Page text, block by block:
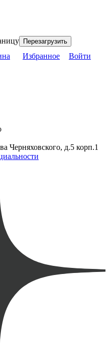
Перезагрузить
Избранное Войти
Черняховского, д.5 корп.1